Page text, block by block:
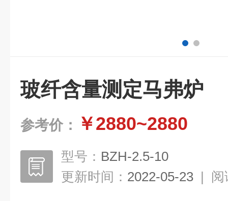
玻纤含量测定马弗炉
参考价： ￥2880~2880
型号： BZH-2.5-10
更新时间： 2022-05-23 | 阅